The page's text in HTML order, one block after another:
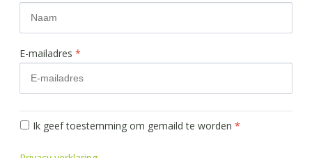
E-mailadres *
Ik geef toestemming om gemaild te worden *